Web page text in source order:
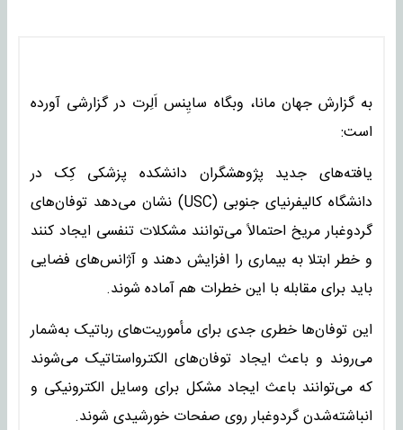
به گزارش جهان مانا، وبگاه سایِنس اَلِرت در گزارشی آورده
است:
یافته‌های جدید پژوهشگران دانشکده پزشکی کِک در
دانشگاه کالیفرنیای جنوبی (USC) نشان می‌دهد توفان‌های
گردوغبار مریخ احتمالاً می‌توانند مشکلات تنفسی ایجاد کنند
و خطر ابتلا به بیماری را افزایش دهند و آژانس‌های فضایی
باید برای مقابله با این خطرات هم آماده شوند.
این توفان‌ها خطری جدی برای مأموریت‌های رباتیک به‌شمار
می‌روند و باعث ایجاد توفان‌های الکترواستاتیک می‌شوند
که می‌توانند باعث ایجاد مشکل برای وسایل الکترونیکی و
انباشته‌شدن گردوغبار روی صفحات خورشیدی شوند.